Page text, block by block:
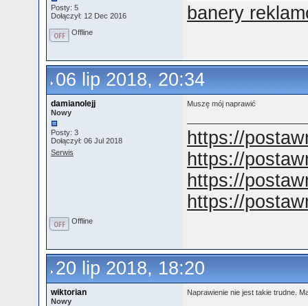
Posty: 5
Dołączył: 12 Dec 2016
banery
Offline
06 lip 2018, 20:34
damianolejj
Nowy
Posty: 3
Dołączył: 06 Jul 2018
Serwis
Muszę mój naprawić
https://
https://
https://
https://
Offline
20 lip 2018, 18:20
wiktorian
Nowy
Naprawienie nie jest takie trudne.